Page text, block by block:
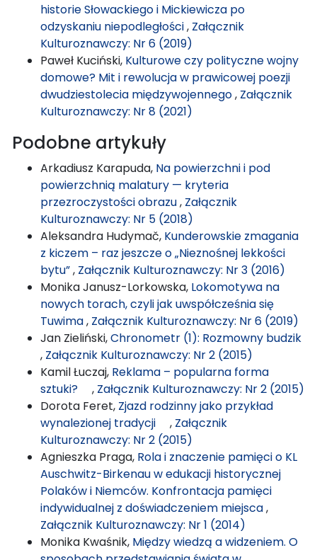
historie Słowackiego i Mickiewicza po
odzyskaniu niepodległości, Załącznik
Kulturoznawczy: Nr 6 (2019)
Paweł Kuciński, Kulturowe czy polityczne wojny
domowe? Mit i rewolucja w prawicowej poezji
dwudziestolecia międzywojennego, Załącznik
Kulturoznawczy: Nr 8 (2021)
Podobne artykuły
Arkadiusz Karapuda, Na powierzchni i pod
powierzchnią malatury — kryteria
przezroczystości obrazu, Załącznik
Kulturoznawczy: Nr 5 (2018)
Aleksandra Hudymač, Kunderowskie zmagania
z kiczem – raz jeszcze o „Nieznośnej lekkości
bytu”, Załącznik Kulturoznawczy: Nr 3 (2016)
Monika Janusz-Lorkowska, Lokomotywa na
nowych torach, czyli jak uwspółcześnia się
Tuwima, Załącznik Kulturoznawczy: Nr 6 (2019)
Jan Zieliński,Chronometr (1): Rozmowny budzik
, Załącznik Kulturoznawczy: Nr 2 (2015)
Kamil Łuczaj, Reklama – popularna forma
sztuki? , Załącznik Kulturoznawczy: Nr 2 (2015)
Dorota Feret, Zjazd rodzinny jako przykład
wynalezionej tradycji , Załącznik
Kulturoznawczy: Nr 2 (2015)
Agnieszka Praga, Rola i znaczenie pamięci o KL
Auschwitz-Birkenau w edukacji historycznej
Polaków i Niemców. Konfrontacja pamięci
indywidualnej z doświadczeniem miejsca,
Załącznik Kulturoznawczy: Nr 1 (2014)
Monika Kwaśnik, Między wiedzą a widzeniem. O